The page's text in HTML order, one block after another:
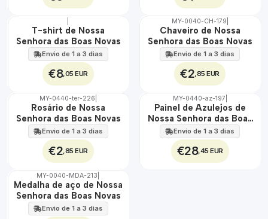
🇵🇹
100%
T-shirt de Nossa
Senhora das Boas Novas
Envio de 1 a 3 dias
€8,05 EUR
🇵🇹
100%
MY-0040-CH-179
Chaveiro de Nossa
Senhora das Boas Novas
Envio de 1 a 3 dias
€2 ,85 EUR
🇵🇹
100%
MY-0440-ter-226
Rosário de Nossa
Senhora das Boas Novas
Envio de 1 a 3 dias
€2 ,85 EUR
🇵🇹
100%
EXT.
MY-0440-az-197
Painel de Azulejos de
Nossa Senhora das Boas
Novas 30 cm x 45 cm
Envio de 1 a 3 dias
€28,45 EUR
🇵🇹
100%
ÁGUA
MY-0040-MDA-213
Medalha de aço de Nossa
Senhora das Boas Novas
Envio de 1 a 3 dias